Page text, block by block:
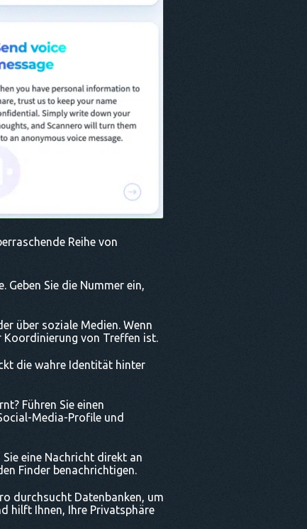
Reihe von
Geben Sie die Nummer ein,
über soziale Medien. Wenn
Koordinierung von Treffen ist.
die wahre Identität hinter
Führen Sie einen
Media-Profile und
eine Nachricht direkt an
Finder benachrichtigen.
durchsucht Datenbanken, um
hilft Ihnen, Ihre Privatsphäre